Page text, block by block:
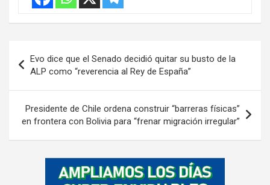
de
entradas
Evo dice que el Senado decidió quitar su busto de la
ALP como “reverencia al Rey de España”
Presidente de Chile ordena construir “barreras físicas”
en frontera con Bolivia para “frenar migración irregular”